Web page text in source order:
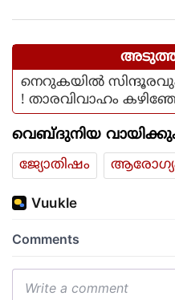
അടുത്ത
നെറുകയില്‍
! താരവിവാഹം
വെബ്ദുനിയ
ജ്യോതിഷം